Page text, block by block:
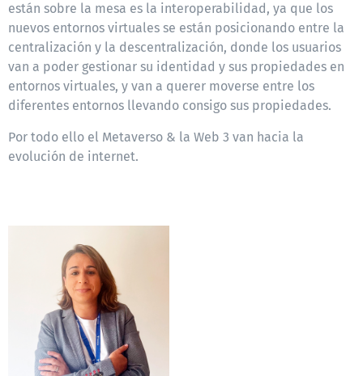
están sobre la mesa es la interoperabilidad, ya que los
nuevos entornos virtuales se están posicionando entre la
centralización y la descentralización, donde los usuarios
van a poder gestionar su identidad y sus propiedades en
entornos virtuales, y van a querer moverse entre los
diferentes entornos llevando consigo sus propiedades.
Por todo ello el Metaverso & la Web 3 van hacia la
evolución de internet.